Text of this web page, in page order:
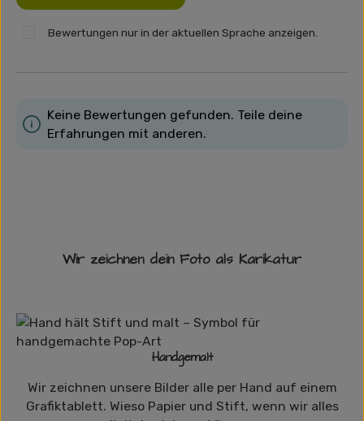
Bewertungen nur in der aktuellen Sprache anzeigen.
Keine Bewertungen gefunden. Teile deine
Erfahrungen mit anderen.
Wir zeichnen dein Foto als Karikatur
Handgemalt
Wir zeichnen unsere Bilder alle per Hand auf einem
Grafiktablett. Wieso Papier und Stift, wenn wir alles